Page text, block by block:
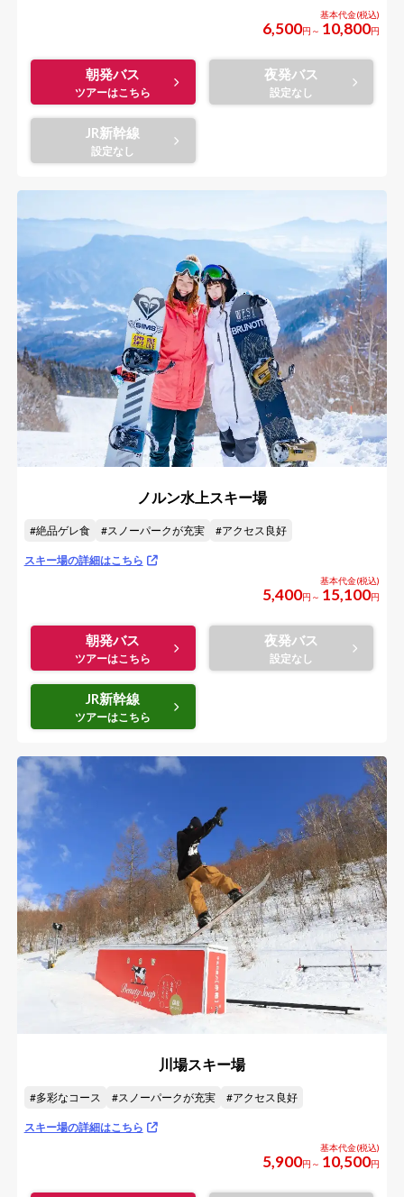
6,500円～ 10,800円
朝発バス 夜発バス
JR新幹線
ノルン水上スキー場
絶品ゲレ食 スノーパークが充実 アクセス良好
スキー場の詳細はこちら
5,400円～ 15,100円
朝発バス 夜発バス
JR新幹線
川場スキー場
多彩なコース スノーパークが充実 アクセス良好
スキー場の詳細はこちら
5,900円～ 10,500円